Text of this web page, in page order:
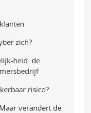
zich?
heid: de
risico?
verandert de